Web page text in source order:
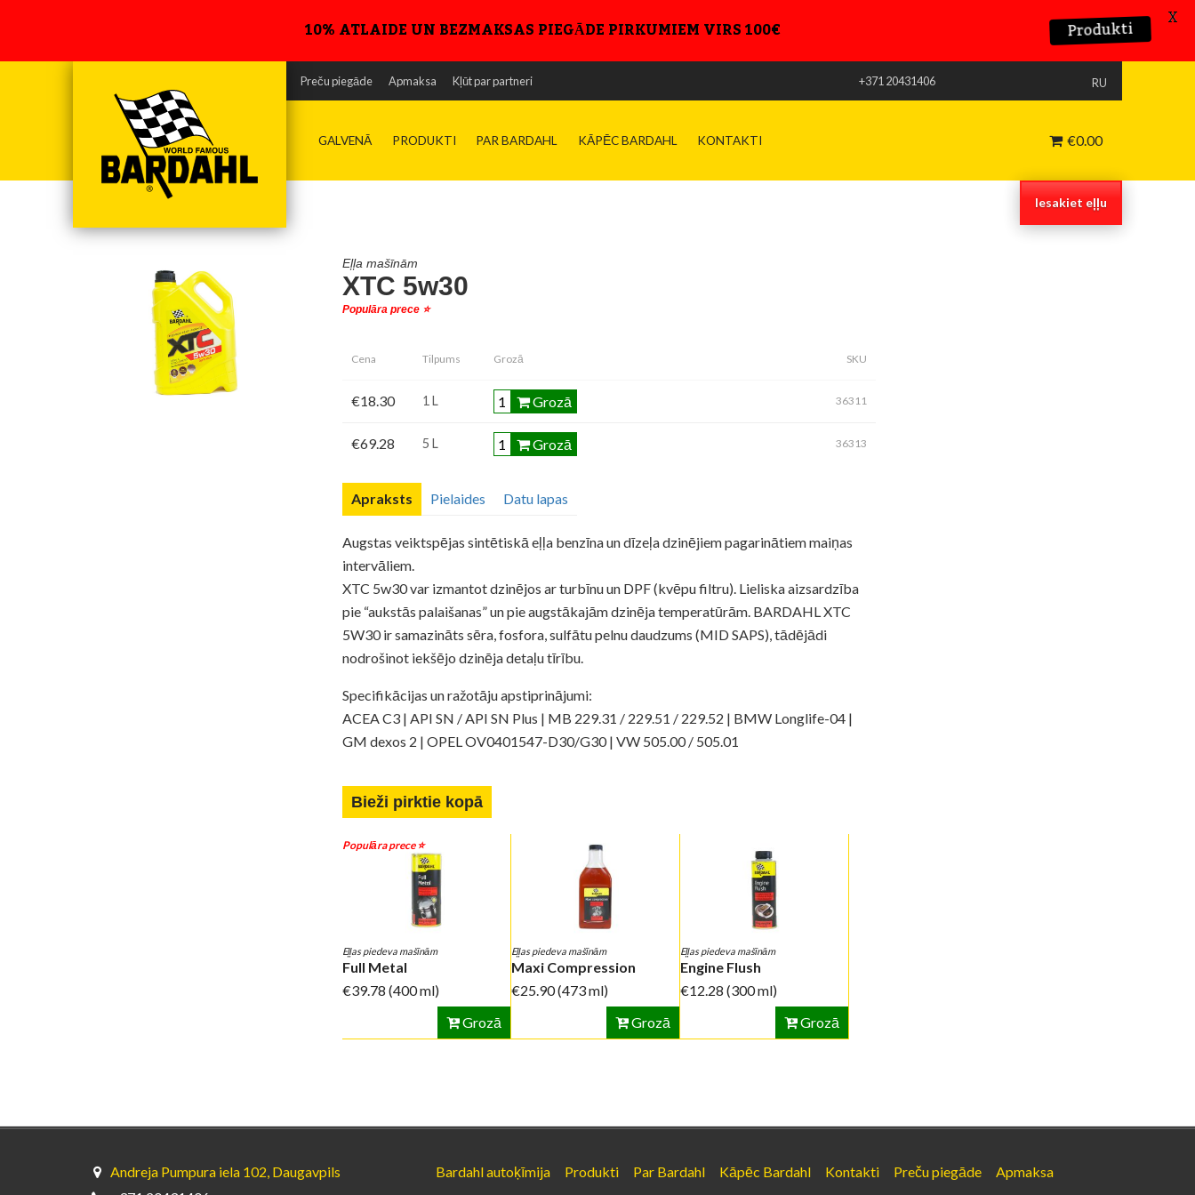
Preču piegāde Apmaksa Kļūt par partneri +371 20431406 RU
Iesakiet eļļu
GALVENĀ PRODUKTI PAR BARDAHL KĀPĒC BARDAHL KONTAKTI €0.00
Eļļa mašīnām
XTC 5w30
Populāra prece ⭐️
Cena Tilpums Grozā SKU
€18.30 1 L Grozā 36311
€69.28 5 L Grozā 36313
Apraksts Pielaides Datu lapas
Augstas veiktspējas sintētiskā eļļa benzīna un dīzeļa dzinējiem pagarinātiem maiņas
intervāliem.
XTC 5w30 var izmantot dzinējos ar turbīnu un DPF (kvēpu filtru). Lieliska aizsardzība
pie “aukstās palaišanas” un pie augstākajām dzinēja temperatūrām. BARDAHL XTC
5W30 ir samazināts sēra, fosfora, sulfātu pelnu daudzums (MID SAPS), tādējādi
nodrošinot iekšējo dzinēja detaļu tīrību.
Specifikācijas un ražotāju apstiprinājumi:
ACEA C3 | API SN / API SN Plus | MB 229.31 / 229.51 / 229.52 | BMW Longlife-04 |
GM dexos 2 | OPEL OV0401547-D30/G30 | VW 505.00 / 505.01
Tehniskā datu lapa
Drošības datu lapa
Bieži pirktie kopā
Populāra prece ⭐️
Eļļas piedeva mašīnām
Full Metal
€39.78 (400 ml)
Grozā
Eļļas piedeva mašīnām
Maxi Compression
€25.90(473 ml)
Grozā
Eļļas piedeva mašīnām
Engine Flush
€12.28 (300 ml)
Grozā
Andreja Pumpura iela 102, Daugavpils
Bardahl autoķīmija Produkti Par Bardahl Kāpēc Bardahl Kontakti Preču piegāde
Apmaksa
10% ATLAIDE UN BEZMAKSAS PIEGĀDE PIRKUMIEM VIRS 100€ Produkti X